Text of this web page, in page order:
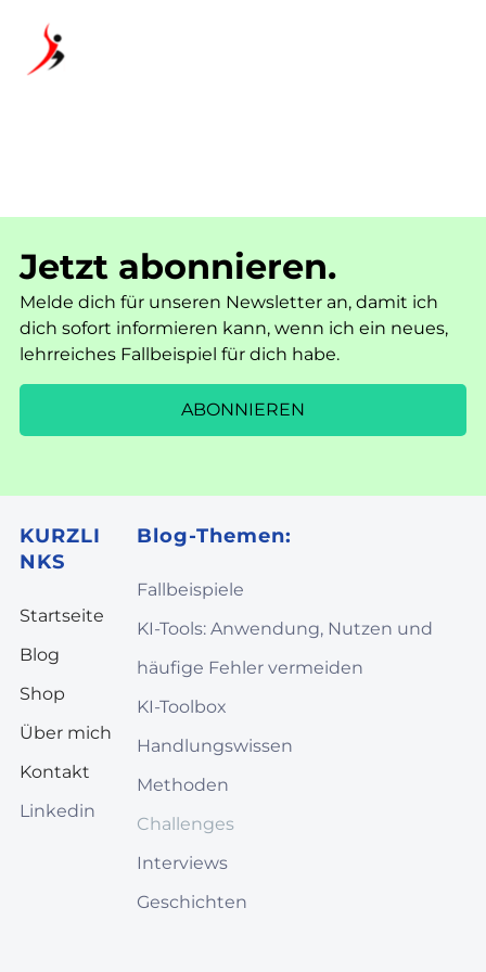
Jetzt abonnieren.
Melde dich für unseren Newsletter an, damit ich
dich sofort informieren kann, wenn ich ein neues,
lehrreiches Fallbeispiel für dich habe.
ABONNIEREN
KURZLI
NKS
Startseite
Blog
Shop
Über mich
Kontakt
Linkedin
Blog-Themen:
Fallbeispiele
KI-Tools: Anwendung, Nutzen und
häufige Fehler vermeiden
KI-Toolbox
Handlungswissen
Methoden
Challenges
Interviews
Geschichten